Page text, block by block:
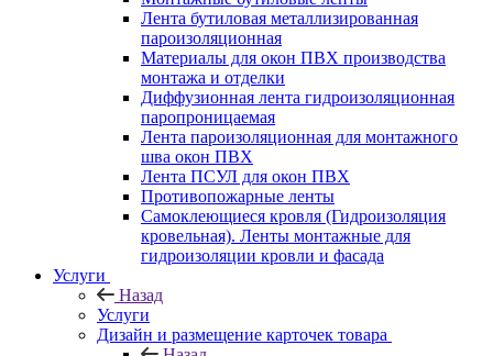
Лента бутиловая металлизированная
пароизоляционная
Материалы для окон ПВХ производства
монтажа и отделки
Диффузионная лента гидроизоляционная
паропроницаемая
Лента пароизоляционная для монтажного
шва окон ПВХ
Лента ПСУЛ для окон ПВХ
Противопожарные ленты
Самоклеющиеся кровля (Гидроизоляция
кровельная). Ленты монтажные для
гидроизоляции кровли и фасада
Услуги
Назад
Услуги
Дизайн и размещение карточек товара